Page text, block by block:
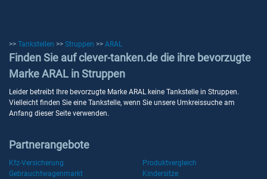
>> Tankstellen >> Struppen >> ARAL
Finden Sie auf clever-tanken.de die ihre bevorzugte
Marke ARAL in Struppen
Leider betreibt Ihre bevorzugte Marke ARAL keine Tankstelle in Struppen.
Vielleicht finden Sie eine Tankstelle, wenn Sie unsere Umkreissuche am
Anfang dieser Seite verwenden.
Partnerangebote
Kfz-Versicherung
Produktvergleich
Gebrauchtwagenmarkt
Kindersitze